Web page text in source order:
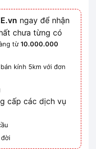
ngay để nhận
chưa từng có
từ10.000.000
kính 5km với đơn
cấp các dịch vụ